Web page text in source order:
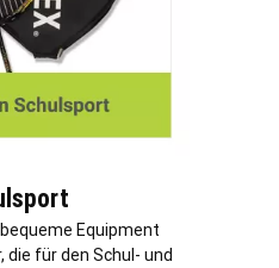
Equipment
die für den Schul- und